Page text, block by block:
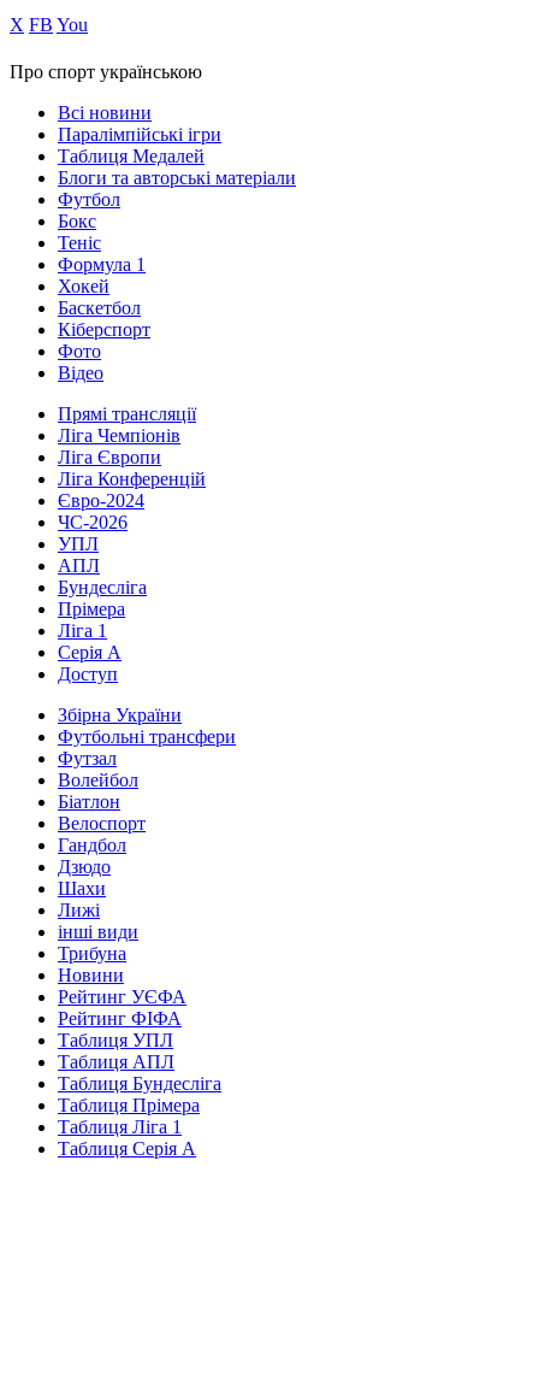
Х FB You
Про спорт українською
Всі новини
Паралімпійські ігри
Таблиця Медалей
Блоги та авторські матеріали
Футбол
Бокс
Теніс
Формула 1
Хокей
Баскетбол
Кіберспорт
Фото
Відео
Прямі трансляції
Ліга Чемпіонів
Ліга Європи
Ліга Конференцій
Євро-2024
ЧС-2026
УПЛ
АПЛ
Бундесліга
Прімера
Ліга 1
Серія А
Доступ
Збірна України
Футбольні трансфери
Футзал
Волейбол
Біатлон
Велоспорт
Гандбол
Дзюдо
Шахи
Лижі
інші види
Трибуна
Новини
Рейтинг УЄФА
Рейтинг ФІФА
Таблиця УПЛ
Таблиця АПЛ
Таблиця Бундесліга
Таблиця Прімера
Таблиця Ліга 1
Таблиця Серія А